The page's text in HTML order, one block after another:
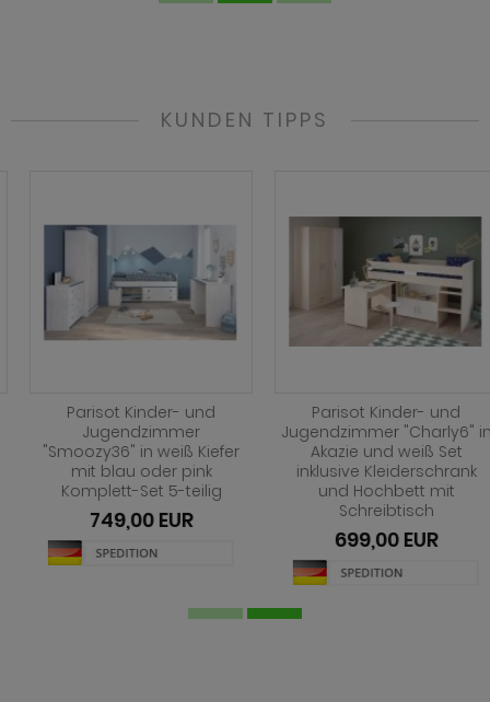
KUNDEN TIPPS
Parisot Kinder- und
Jugendzimmer
"Smoozy36" in weiß Kiefer
mit blau oder pink
Komplett-Set 5-teilig
749,00 EUR
Parisot Kinder- und
Jugendzimmer "Charly6" in
Akazie und weiß Set
inklusive Kleiderschrank
und Hochbett mit
Schreibtisch
699,00 EUR